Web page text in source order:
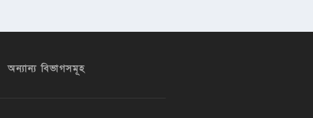
অন্যান্য বিভাগসমূহ